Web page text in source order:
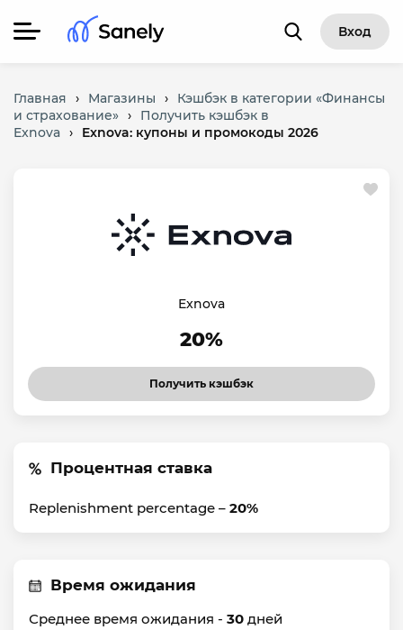
Вход
Главная › Магазины ›
Кэшбэк в категории «Финансы
и страхование» ›
Получить кэшбэк в
Exnova › Exnova: купоны и промокоды 2026
Exnova
20%
Получить кэшбэк
Процентная ставка
Replenishment percentage – 20%
Время ожидания
Среднее время ожидания - 30 дней